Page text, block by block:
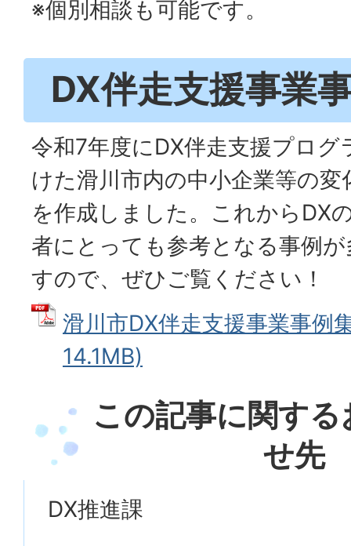
※個別相談も可能です。
DX伴走支援事業
令和7年度にDX伴走支援プロ
けた滑川市内の中小企業等の
を作成しました。これからDX
者にとっても参考となる事例
すので、ぜひご覧ください！
滑川市DX伴走支援事業事例
14.1MB)
この記事に関す
せ先
DX推進課